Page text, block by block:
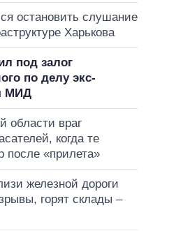
остановить слушание
Харькова
под залог
по делу экс-
МИД
области враг
когда те
после «прилета»
железной дороги
горят склады –